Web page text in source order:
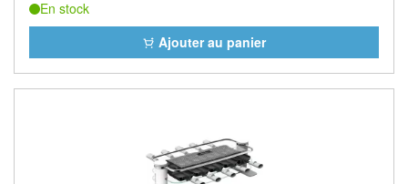
En stock
Ajouter au panier